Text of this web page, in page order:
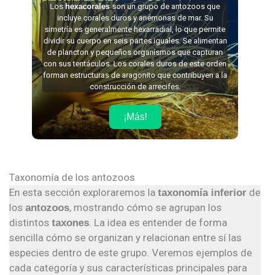
Los hexacorales son un grupo de antozoos que
incluye corales duros y anémonas de mar. Su
simetría es generalmente hexarradial, lo que permite
dividir su cuerpo en seis partes iguales. Se alimentan
de plancton y pequeños organismos que capturan
con sus tentáculos. Los corales duros de este orden
forman estructuras de aragonito que contribuyen a la
construcción de arrecifes.
¡Más!
Taxonomía de los antozoos
En esta sección exploraremos la taxonomía inferior de
los antozoos, mostrando cómo se agrupan los
distintos taxones. La idea es entender de forma
sencilla cómo se organizan y relacionan entre sí las
especies dentro de este grupo. Veremos ejemplos de
cada categoría y sus características principales para